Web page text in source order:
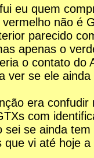
GTX
eu quem
não é
parecido
apenas o
o contato do
ver se ele
era confudir
com
sei se ainda tem
que vi até hoje